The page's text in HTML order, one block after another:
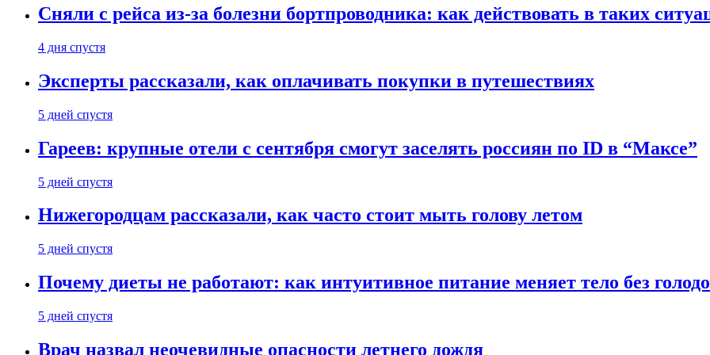
Сняли с рейса из-за болезни бортпроводника: как действовать в таких
4 дня спустя
Эксперты рассказали, как оплачивать покупки в путешествиях
5 дней спустя
Гареев: крупные отели с сентября смогут заселять россиян по ID в “Максе”
5 дней спустя
Нижегородцам рассказали, как часто стоит мыть голову летом
5 дней спустя
Почему диеты не работают: как интуитивное питание меняет тело без
5 дней спустя
Врач назвал неочевидные опасности летнего дождя